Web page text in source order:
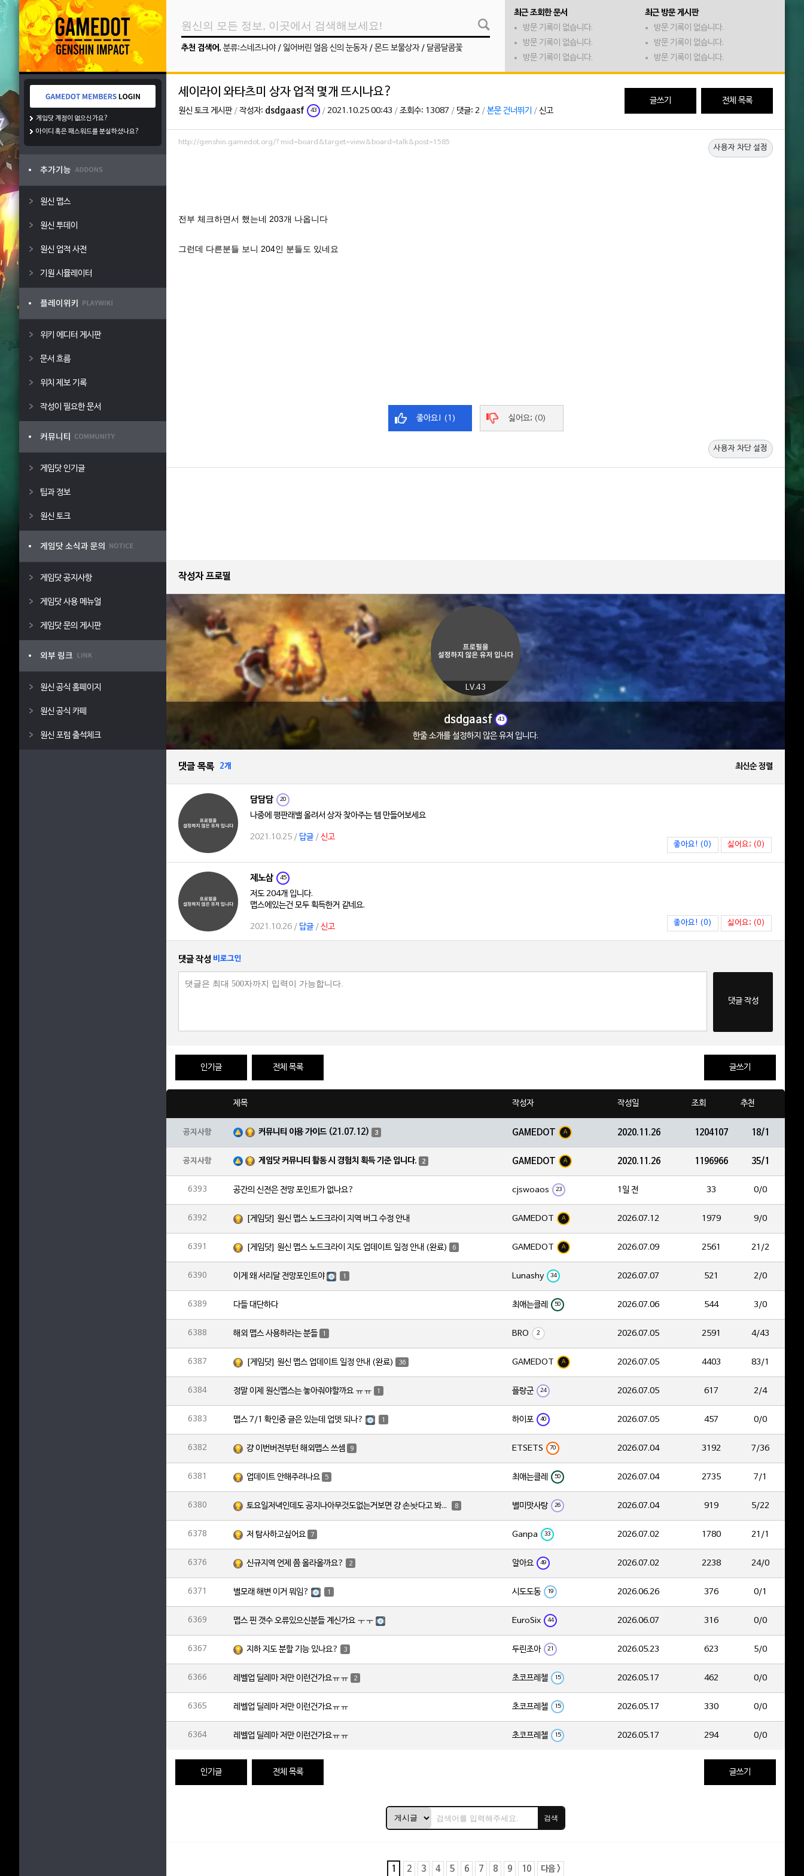
게임닷 계정이 없으신가요?
아이디 혹은 패스워드를 분실하셨나요?
원신 맵스
원신 투데이
원신 업적 사전
기원 시뮬레이터
위키 에디터 게시판
문서 흐름
위치 제보 기록
작성이 필요한 문서
게임닷 인기글
팁과 정보
원신 토크
게임닷 공지사항
게임닷 사용 메뉴얼
게임닷 문의 게시판
원신 공식 홈페이지
원신 공식 카페
원신 포럼 출석체크
추천 검색어 , 분류:스네즈나야/ 잃어버린 얼음 신의 눈동자/ 몬드 보물상자/ 달콤달콤꽃
최근 조회한 문서
방문 기록이 없습니다.
방문 기록이 없습니다.
방문 기록이 없습니다.
최근 방문 게시판
방문 기록이 없습니다.
방문 기록이 없습니다.
방문 기록이 없습니다.
세이라이 와타츠미 상자 업적 몇개 뜨시나요?
원신 토크 게시판/ 작성자: dsdgaasf 43 / 2021.10.25 00:43 / 조회수: 13087 / 댓글: 2 / 본문 건너뛰기 / 신고
글쓰기 전체 목록
http://genshin.gamedot.org/?mid=board&target=view&board=talk&post=1585
사용자 차단 설정
전부 체크하면서 했는네 203개 나옵니다
그런데 다른분들 보니 204인 분들도 있네요
좋아요! (1) 싫어요; (0)
사용자 차단 설정
작성자 프로필
LV.43
dsdgaasf 43
한줄 소개를 설정하지 않은 유저 입니다.
댓글 목록 2개 최신순 정렬
담담담 20
나중에 평판래밸 올려서 상자 찾아주는 템 만들어보세요
2021.10.25 / 답글/ 신고
좋아요! (0) 싫어요; (0)
제노삼 45
저도 204개 입니다.
맵스에있는건 모두 획득한거 같네요.
2021.10.26 / 답글/ 신고 좋아요! (0) 싫어요; (0)
댓글 작성 비로그인
댓글 작성
인기글 전체 목록 글쓰기
제목 작성자 작성일 조회 추천
공지사항 커뮤니티 이용 가이드 (21.07.12) 3 GAMEDOT A 2020.11.26 1204107 18/1
공지사항 게임닷 커뮤니티 활동 시 경험치 획득 기준 입니다. 2 GAMEDOT A 2020.11.26 1196966 35/1
6393 공간의 신전은 전망 포인트가 없나요? cjswoaos 23 1일 전 33 0/0
6392 [게임닷] 원신 맵스 노드크라이 지역 버그 수정 안내 GAMEDOT A 2026.07.12 1979 9/0
6391 [게임닷] 원신 맵스 노드크라이 지도 업데이트 일정 안내 (완료) 6 GAMEDOT A 2026.07.09 2561 21/2
6390 이게 왜 서리달 전망포인트야 1 Lunashy 34 2026.07.07 521 2/0
6389 다들 대단하다 최애는클레 50 2026.07.06 544 3/0
6388 해외 맵스 사용하라는 분들 1 BRO 2 2026.07.05 2591 4/43
6387 [게임닷] 원신 맵스 업데이트 일정 안내 (완료) 36 GAMEDOT A 2026.07.05 4403 83/1
6384 정말 이제 원신맵스는 놓아줘야할까요 ㅠㅠ 1 플랑군 24 2026.07.05 617 2/4
6383 맵스 7/1 확인중 글은 있는데 업뎃 되나? 1 하이포 40 2026.07.05 457 0/0
6382 걍 이번버전부턴 해외맵스 쓰셈 9 ETSETS 70 2026.07.04 3192 7/36
6381 업데이트 안해주려나요 5 최애는클레 50 2026.07.04 2735 7/1
6380 토요일저녁인데도 공지나아무것도없는거보면 걍 손놧다고 봐야하나요? 8 별미맛사탕 26 2026.07.04 919 5/22
6378 저 탐사하고싶어요 7 Ganpa 33 2026.07.02 1780 21/1
6376 신규지역 언제 쯤 올라올까요? 2 알아요 49 2026.07.02 2238 24/0
6371 별모래 해변 이거 뭐임? 1 시도도동 19 2026.06.26 376 0/1
6369 맵스 핀 갯수 오류있으신분들 계신가요 ㅜㅜ EuroSix 44 2026.06.07 316 0/0
6367 지하 지도 분할 기능 있나요? 3 두린조아 21 2026.05.23 623 5/0
6366 레벨업 딜레마 저만 이런건가요ㅠㅠ 2 초코프레첼 15 2026.05.17 462 0/0
6365 레벨업 딜레마 저만 이런건가요ㅠㅠ 초코프레첼 15 2026.05.17 330 0/0
6364 레벨업 딜레마 저만 이런건가요ㅠㅠ 초코프레첼 15 2026.05.17 294 0/0
인기글 전체 목록 글쓰기
검색
1 2 3 4 5 6 7 8 9 10 다음 >